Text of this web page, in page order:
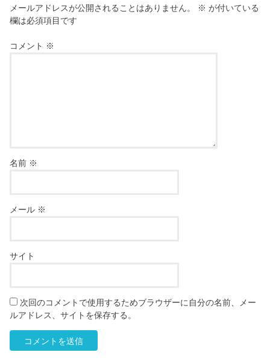
メールアドレスが公開されることはありません。 ※ が付いている
欄は必須項目です
コメント ※
名前 ※
メール ※
サイト
次回のコメントで使用するためブラウザーに自分の名前、メー
ルアドレス、サイトを保存する。